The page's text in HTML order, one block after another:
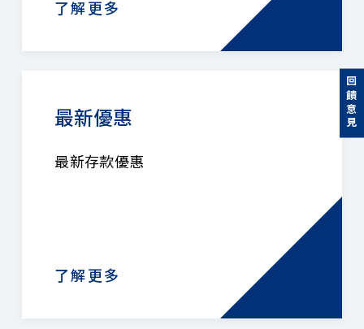
了解更多
最新優惠
最新存款優惠
了解更多
回饋意見